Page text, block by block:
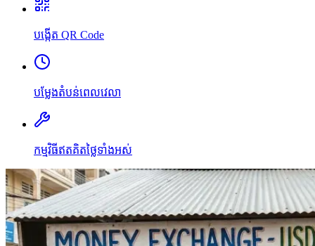
បង្កើត QR Code
បម្លែងតំបន់ពេលវេលា
កម្មវិធីឥតគិតថ្លៃទាំងអស់